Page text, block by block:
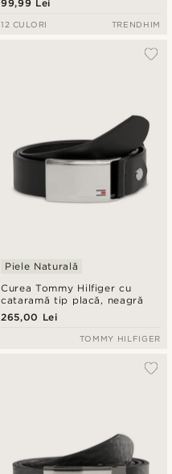
99,99 Lei
12 CULORI TRENDHIM
Curea Tommy Hilfiger cu
cataramă tip placă, neagră
Piele Naturală
265,00 Lei
TOMMY HILFIGER